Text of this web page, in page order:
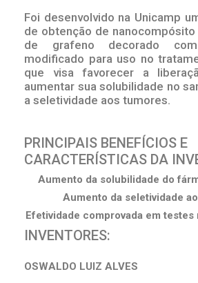
Foi desenvolvido na Unicamp
de obtenção de
de grafeno decorado
modificado para uso no
que visa favorecer a
aumentar sua solubilidade no
a seletividade aos tumores.
PRINCIPAIS BENEFÍCIOS E
CARACTERÍSTICAS DA
Aumento da solubilidade do
Aumento da seletividade
Efetividade comprovada em
INVENTORES:
OSWALDO LUIZ ALVES